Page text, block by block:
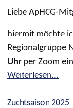
Liebe ApHCG-
hiermit möchte
Regionalgruppe
Uhr per Zoom
Weiterlesen...
Zuchtsaison